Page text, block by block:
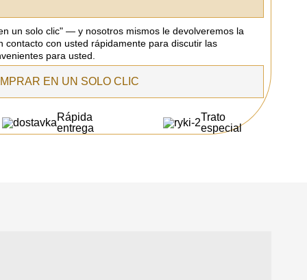
un solo clic" — y nosotros mismos le devolveremos la
contacto con usted rápidamente para discutir las
para usted.
EN UN SOLO CLIC
Rápida
entrega
Trato
especial